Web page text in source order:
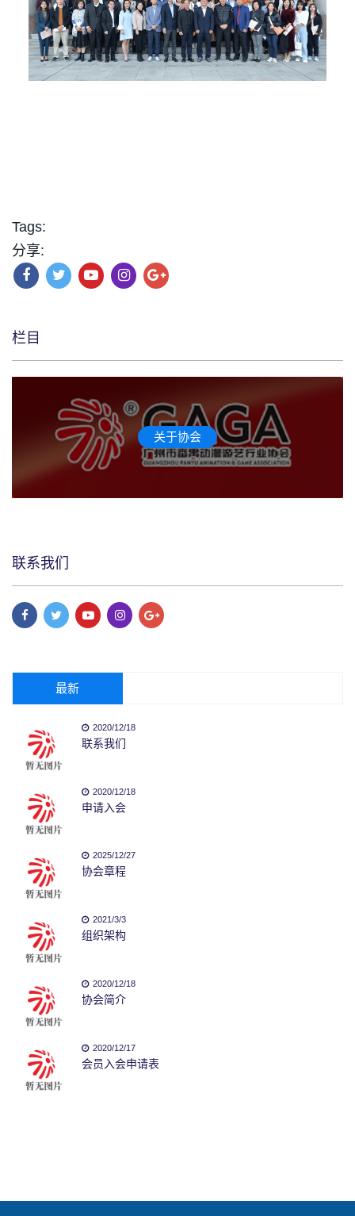
Tags:
分享:
栏目
关于协会
联系我们
最新
2020/12/18
联系我们
2020/12/18
申请入会
2025/12/27
协会章程
2021/3/3
组织架构
2020/12/18
协会简介
2020/12/17
会员入会申请表